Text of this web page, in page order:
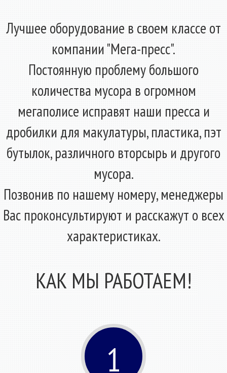
Лучшее оборудование в своем классе от
компании "Мега-пресс".
Постоянную проблему большого
количества мусора в огромном
мегаполисе исправят наши пресса и
дробилки для макулатуры, пластика, пэт
бутылок, различного вторсырь и другого
мусора.
Позвонив по нашему номеру, менеджеры
Вас проконсультируют и расскажут о всех
характеристиках.
КАК МЫ РАБОТАЕМ!
1